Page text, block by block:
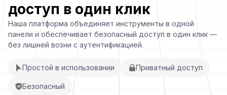
доступ в один клик
Наша платформа объединяет инструменты в одной
панели и обеспечивает безопасный доступ в один клик —
без лишней возни с аутентификацией.
Простой в использовании Приватный доступ
Безопасный